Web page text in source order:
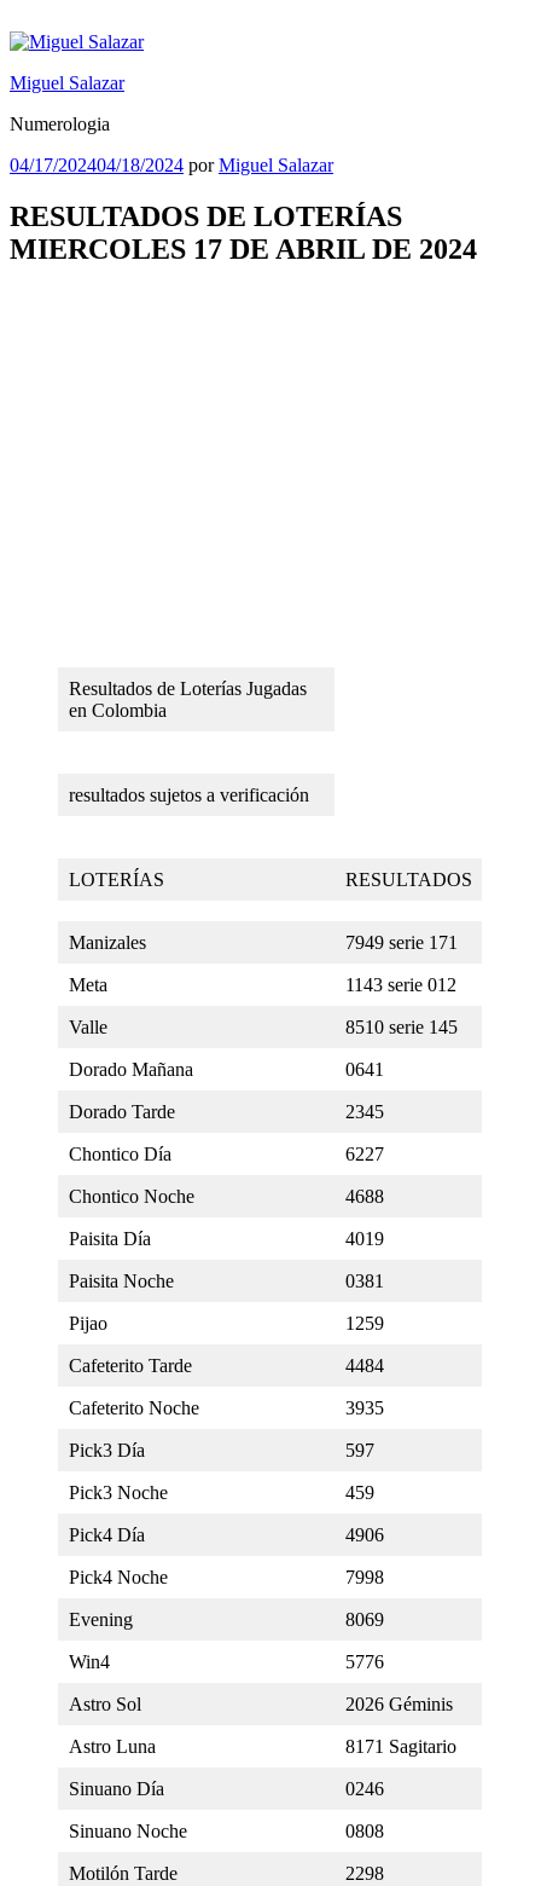
al
Miguel Salazar
Numerologia
Publicado
04/17/202404/18/2024 porMiguel Salazar
RESULTADOS DE LOTERÍAS
MIERCOLES 17 DE ABRIL DE 2024
Resultados de Loterías Jugadas
en Colombia
resultados sujetos a verificación
LOTERÍAS RESULTADOS
Manizales 7949 serie 171
Meta 1143 serie 012
Valle 8510 serie 145
Dorado Mañana 0641
Dorado Tarde 2345
Chontico Día 6227
Chontico Noche 4688
Paisita Día 4019
Paisita Noche 0381
Pijao 1259
Cafeterito Tarde 4484
Cafeterito Noche 3935
Pick3 Día 597
Pick3 Noche 459
Pick4 Día 4906
Pick4 Noche 7998
Evening 8069
Win4 5776
Astro Sol 2026 Géminis
Astro Luna 8171 Sagitario
Sinuano Día 0246
Sinuano Noche 0808
Motilón Tarde 2298